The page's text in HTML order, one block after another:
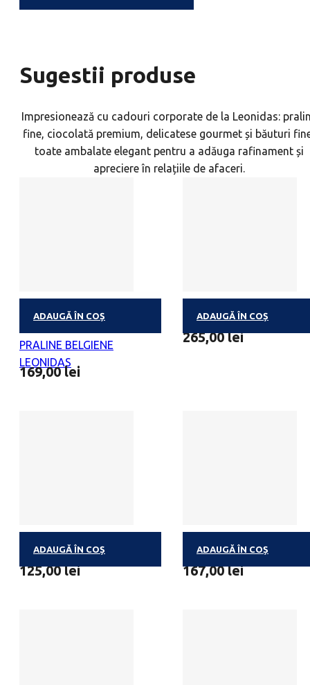
Sugestii produse
Impresionează cu cadouri corporate de la Leonidas:
fine, ciocolată premium, delicatese gourmet și băuturi
toate ambalate elegant pentru a adăuga rafinament și
apreciere în relațiile de afaceri.
ADAUGĂ ÎN COȘ
PRALINE BELGIENE
LEONIDAS
169,00lei
ADAUGĂ ÎN COȘ
265,00lei
ADAUGĂ ÎN COȘ
125,00lei
ADAUGĂ ÎN COȘ
167,00lei